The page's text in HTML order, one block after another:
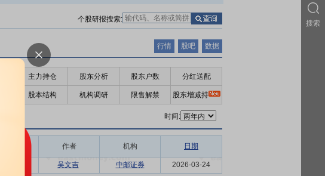
个股研报搜索:
行情 股吧 数据
主力持仓 股东分析 股东户数 分红送配
股本结构 机构调研 限售解禁 股东增减持
时间:
作者 机构 日期
吴文吉 中邮证券 2026-03-24
搜索